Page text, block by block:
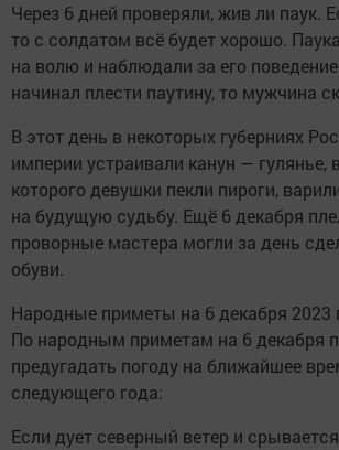
Через 6 дней проверяли, жив ли паук.
то с солдатом всё будет хорошо.
на волю и наблюдали за его
начинал плести паутину, то мужчина
В этот день в некоторых губерниях
империи устраивали канун — гулянье,
которого девушки пекли пироги,
на будущую судьбу. Ещё 6 декабря
проворные мастера могли за день
обуви.
Народные приметы на 6 декабря 2023
По народным приметам на 6 декабря
предугадать погоду на ближайшее
следующего года:
Если дует северный ветер и